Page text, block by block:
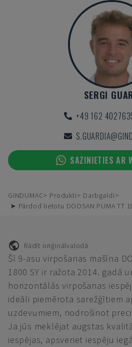
SERGI
+49 162
SAZINIETIES AR
GINDUMAC Produkti
Darbgaldi
➤ Pārdod lietotu DOOSAN PUMA TT
Rādīt oriģinālvalodā
Šī 9-asu virpošanas mašīna
1800 SY ir ražota 2014. gadā
horizontālās virpošanas
ideāli piemērota sarežģītiem
uzdevumiem, nodrošinot
Ja jūs meklējat augstas
iespējas, apsveriet iespēju